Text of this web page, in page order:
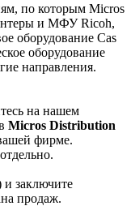
по которым Micros
и МФУ Ricoh,
оборудование Cas
оборудование
направления.
на нашем
Micros Distribution
фирме.
заключите
продаж.